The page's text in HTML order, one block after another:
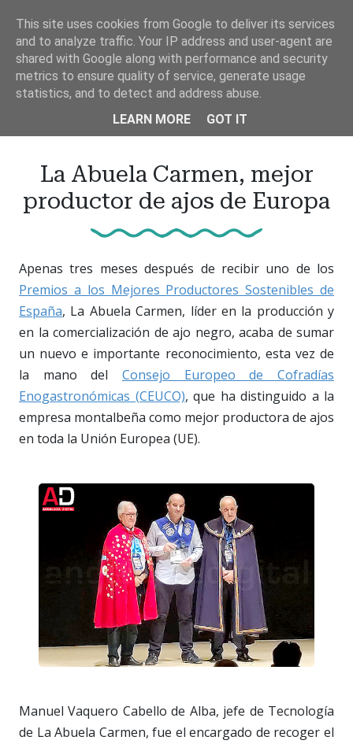
contenido
principal
La Abuela Carmen, mejor
productor de ajos de Europa
Apenas tres meses después de recibir uno de los
Premios a los Mejores Productores Sostenibles de
España, La Abuela Carmen, líder en la producción y
en la comercialización de ajo negro, acaba de sumar
un nuevo e importante reconocimiento, esta vez de
la mano del Consejo Europeo de Cofradías
Enogastronómicas (CEUCO), que ha distinguido a la
empresa montalbeña como mejor productora de ajos
en toda la Unión Europea (UE).
Manuel Vaquero Cabello de Alba, jefe de Tecnología
de La Abuela Carmen, fue el encargado de recoger el
This site uses cookies from Google to deliver its services
and to analyze traffic. Your IP address and user-agent are
shared with Google along with performance and security
metrics to ensure quality of service, generate usage
statistics, and to detect and address abuse.
LEARN MORE
GOT IT